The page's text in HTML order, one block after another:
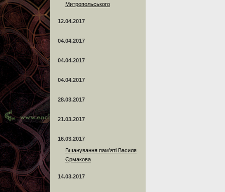
Митропольського
12.04.2017
04.04.2017
04.04.2017
04.04.2017
28.03.2017
21.03.2017
16.03.2017
Вшанування пам’яті Василя
Єрмакова
14.03.2017